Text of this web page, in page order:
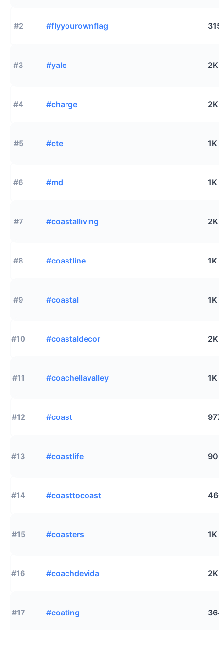
#2 #flyyourownflag
#3 #yale 2K
#4 #charge 2K
#5 #cte 1K
#6 #md 1K
#7 #coastalliving 2K
#8 #coastline 1K
#9 #coastal 1K
#10 #coastaldecor 2K
#11 #coachellavalley 1K
#12 #coast
#13 #coastlife
#14 #coasttocoast
#15 #coasters 1K
#16 #coachdevida 2K
#17 #coating